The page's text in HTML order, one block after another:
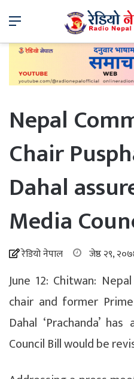
Menu
Nepal
Chair
Dahal
Media
रेडियो नेपाल जेष्ठ २९,
June 12: Chitwan:
chair and former
Dahal ‘Prachanda’
Council Bill would be